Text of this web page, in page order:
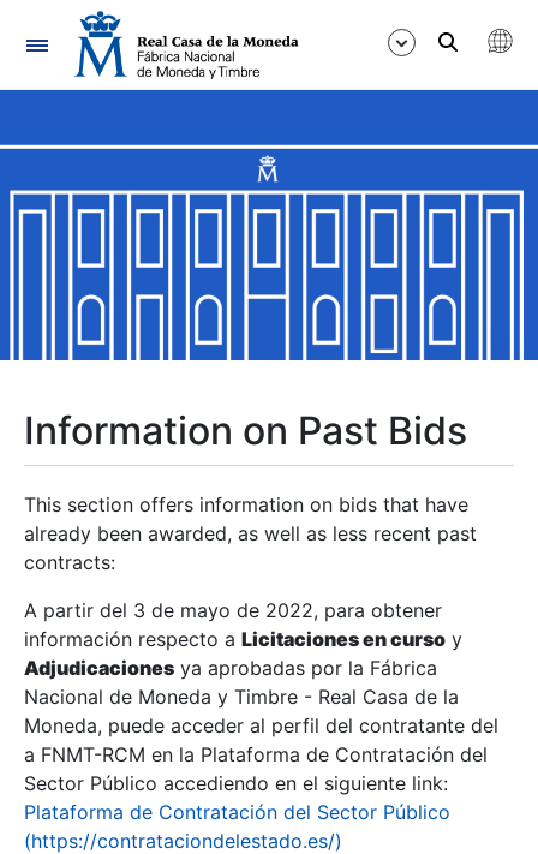
Navigation
Show/Hide
Show/Hide
Show/Hide
Show/Hide
Show/Hide
Information on Past Bids
This section offers information on bids that have
already been awarded, as well as less recent past
contracts:
A partir del 3 de mayo de 2022, para obtener
información respecto a Licitaciones en curso y
Adjudicaciones ya aprobadas por la Fábrica
Nacional de Moneda y Timbre - Real Casa de la
Moneda, puede acceder al perfil del contratante del
a FNMT-RCM en la Plataforma de Contratación del
Sector Público accediendo en el siguiente link:
Plataforma de Contratación del Sector Público
(https://contrataciondelestado.es/)